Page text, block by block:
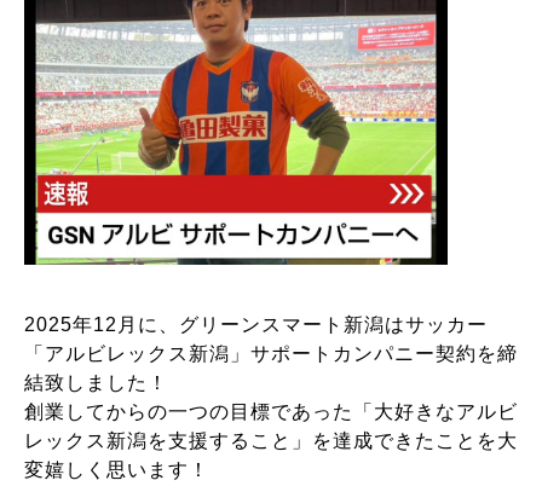
2025年12月に、グリーンスマート新潟はサッカー
「アルビレックス新潟」サポートカンパニー契約を締
結致しました！
創業してからの一つの目標であった「大好きなアルビ
レックス新潟を支援すること」を達成できたことを大
変嬉しく思います！